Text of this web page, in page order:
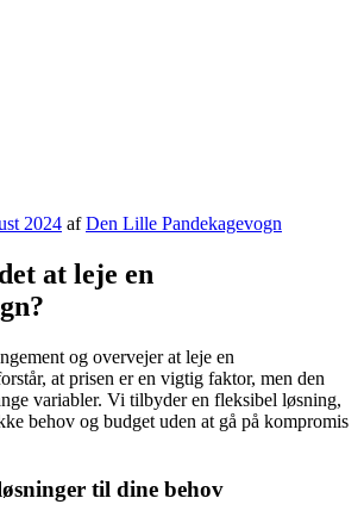
2024 afDen Lille Pandekagevogn
at leje en
og overvejer at leje en
at prisen er en vigtig faktor, men den
variabler. Vi tilbyder en fleksibel løsning,
behov og budget uden at gå på kompromis
til dine behov